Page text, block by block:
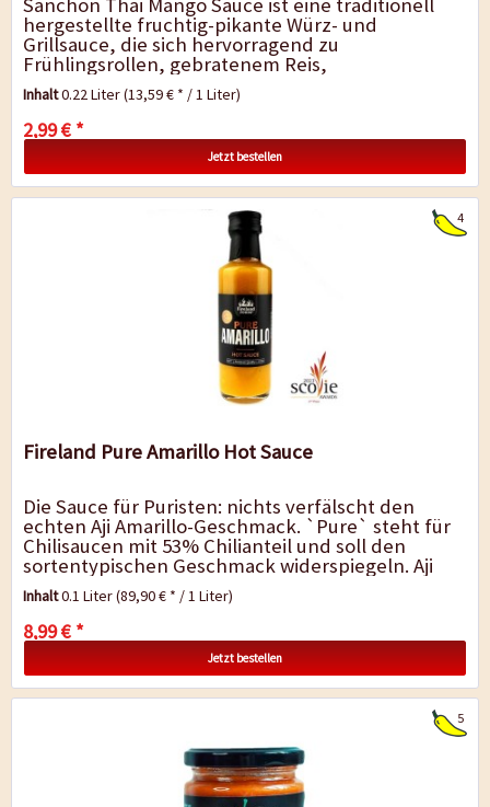
hergestellte fruchtig-pikante Würz- und
Grillsauce, die sich hervorragend zu
Frühlingsrollen, gebratenem Reis,
Nudelgerichten sowie zu Gegrilltem, Fisch, Tofu
oder Gemüse...
Inhalt0.22 Liter(13,59 € * / 1 Liter)
2,99 € *
Jetzt bestellen
4
Fireland Pure Amarillo Hot Sauce
Die Sauce für Puristen: nichts verfälscht den
echten Aji Amarillo-Geschmack. `Pure` steht für
Chilisaucen mit 53% Chilianteil und soll den
sortentypischen Geschmack widerspiegeln. Aji
Amarillos werden in...
Inhalt0.1 Liter(89,90 € * / 1 Liter)
8,99 € *
Jetzt bestellen
5